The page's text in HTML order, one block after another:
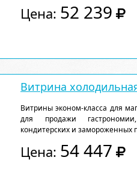
Цена: 52 239
Витрина
Витрины эконом-класса для
для продажи
кондитерских и замороженных
Цена: 54 447